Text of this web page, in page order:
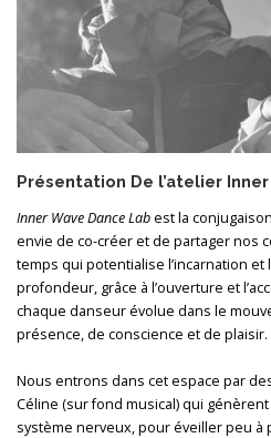
Présentation De l’atelier
Inner Wave Dance Labest la
envie de co-créer et de partager nos
temps qui potentialise l’incarnation
profondeur, grâce à l’ouverture et
chaque danseur évolue dans le
présence, de conscience et de plaisir.
Nous entrons dans cet espace par
Céline (sur fond musical) qui
système nerveux, pour éveiller peu à